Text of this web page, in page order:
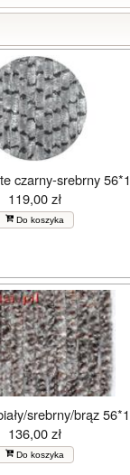
czarny-srebrny
119,00 zł
Do koszyka
srebrny/brąz
136,00 zł
Do koszyka